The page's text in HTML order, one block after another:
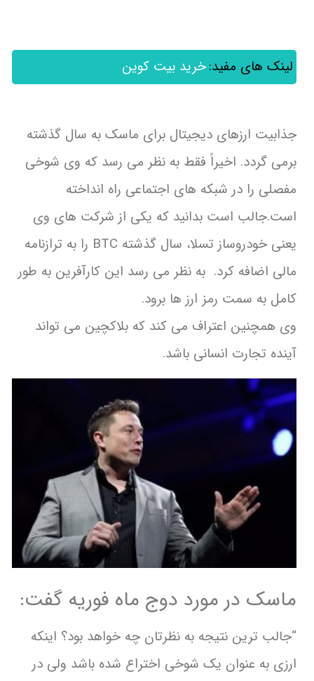
لینک های مفید:خرید بیت کوین
جذابیت ارزهای دیجیتال برای ماسک به سال گذشته
برمی گردد. اخیراً فقط به نظر می رسد که وی شوخی
مفصلی را در شبکه های اجتماعی راه انداخته
است.جالب است بدانید که یکی از شرکت های وی
یعنی خودروساز تسلا، سال گذشته BTC را به ترازنامه
مالی اضافه کرد. به نظر می رسد این کارآفرین به طور
کامل به سمت رمز ارز ها برود.
وی همچنین اعتراف می کند که بلاکچین می تواند
آینده تجارت انسانی باشد.
ماسک در مورد دوج ماه فوریه گفت:
“جالب ترین نتیجه به نظرتان چه خواهد بود؟ اینکه
ارزی به عنوان یک شوخی اختراع شده باشد ولی در